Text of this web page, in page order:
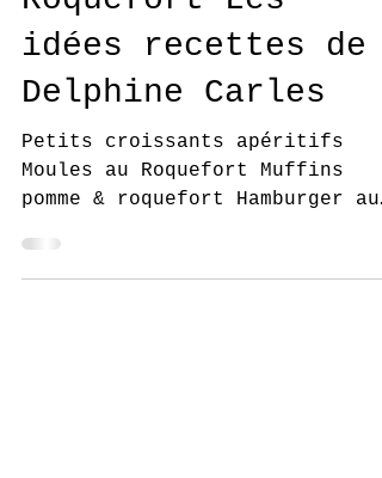
Roquefort Les
idées recettes de
Delphine Carles
Petits croissants apéritifs
pomme & roquefort Hamburger au
Roquefort Wrap Poivrons-